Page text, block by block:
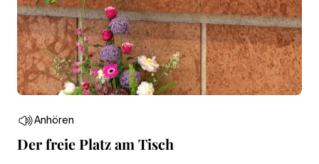
Anhören
Der freie Platz am Tisch